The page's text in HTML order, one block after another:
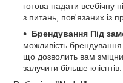
готова надати всебічну
з питань, пов'язаних із
Брендування Під
можливість
що дозволить вам
залучити більше клієнтів.